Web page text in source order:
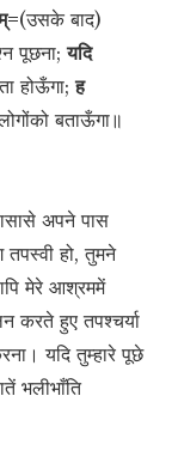
(उसके बाद)
पूछना;यदि
होऊँगा;ह
बताऊँगा॥
अपने पास
हो, तुमने
मेरे आश्रममें
करते हुए तपश्चर्या
यदि तुम्हारे पूछे
भलीभाँति